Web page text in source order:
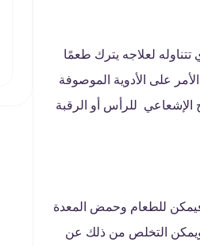
لعلاجه يترك طعمًا
على الأدوية الموصوفة
الإشعاعي للرأس أو الرقبة
فيمكن للطعام وحمض المعدة
ويمكن التخلص من ذلك عن